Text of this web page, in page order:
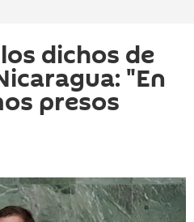
dichos de
"En
presos